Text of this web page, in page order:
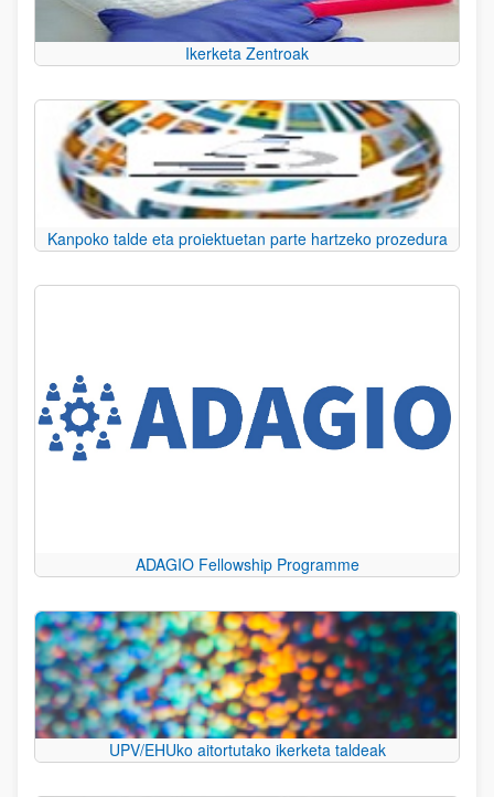
Ikerketa Zentroak
Kanpoko talde eta proiektuetan parte hartzeko prozedura
ADAGIO Fellowship Programme
UPV/EHUko aitortutako ikerketa taldeak